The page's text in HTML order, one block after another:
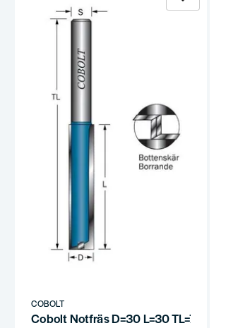
COBOLT
Cobolt Notfräs D=30 L=30 TL=72